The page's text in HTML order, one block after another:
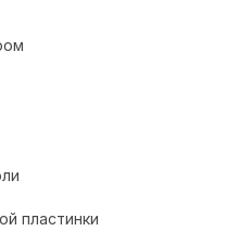
пластинки